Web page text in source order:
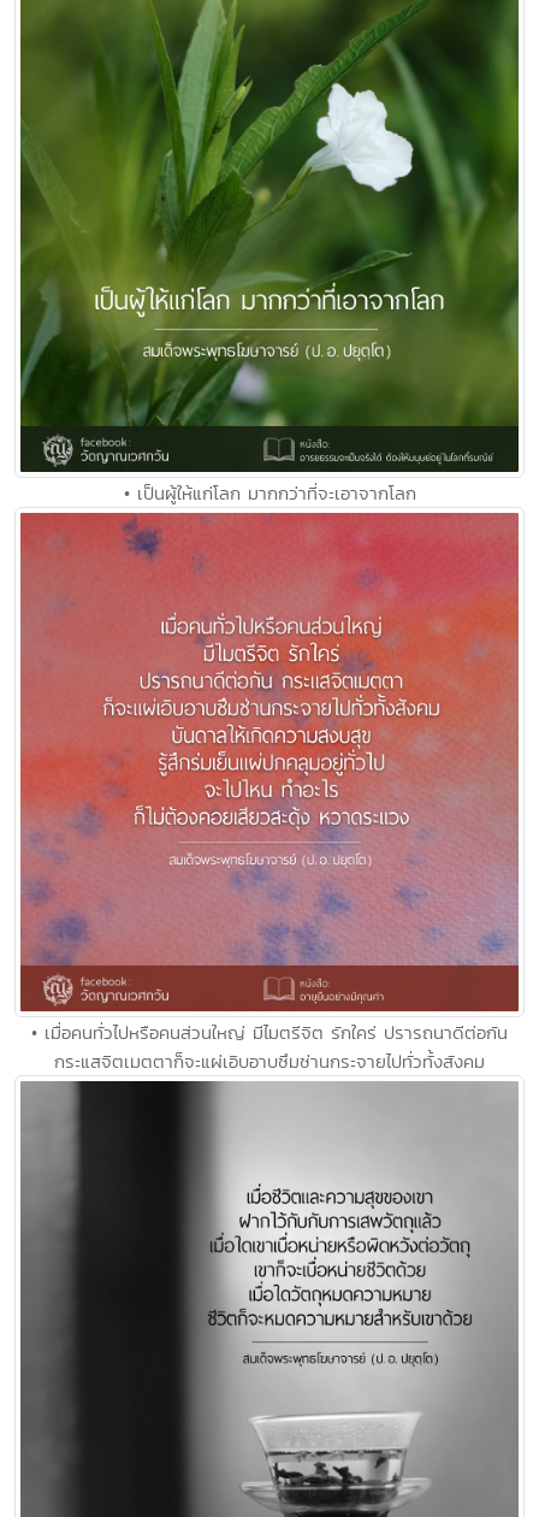
• เป็นผู้ให้แก่โลก มากกว่าที่จะเอาจากโลก
• เมื่อคนทั่วไปหรือคนส่วนใหญ่ มีไมตรีจิต รักใคร่ ปรารถนาดีต่อกัน
กระแสจิตเมตตาก็จะแผ่เอิบอาบซึมซ่านกระจายไปทั่วทั้งสังคม